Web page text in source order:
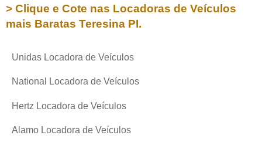
> Clique e Cote nas Locadoras de Veículos
mais Baratas Teresina PI.
Unidas Locadora de Veículos
National Locadora de Veículos
Hertz Locadora de Veículos
Alamo Locadora de Veículos